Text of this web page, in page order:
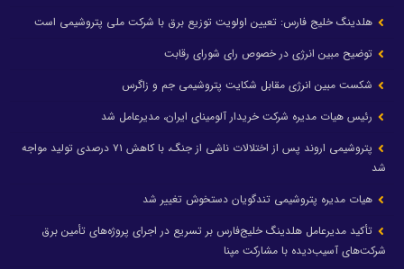
هلدینگ خلیج فارس: تعیین اولویت توزیع برق با شرکت ملی پتروشیمی است
توضیح مبین انرژی در خصوص رای شورای رقابت
شکست مبین انرژی مقابل شکایت پتروشیمی جم و زاگرس
رئیس هیات مدیره شرکت خریدار آلومینای ایران، مدیرعامل شد
پتروشیمی اروند پس از اختلالات ناشی از جنگ، با کاهش ۷۱ درصدی تولید مواجه
شد
هیات مدیره پتروشیمی تندگویان دستخوش تغییر شد
تأکید مدیرعامل هلدینگ خلیج‌فارس بر تسریع در اجرای پروژه‌های تأمین برق
شرکت‌های آسیب‌دیده با مشارکت مپنا